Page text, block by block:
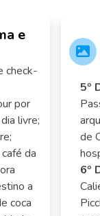
e
check-
por
livre;
da
a
coca
5º
de
6º